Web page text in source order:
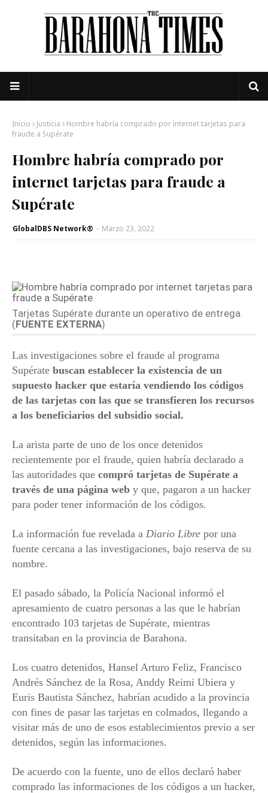
Inicio Justicia
Hombre habría comprado por internet tarjetas para
fraude a Supérate
Hombre habría comprado por
internet tarjetas para fraude a
Supérate
GlobalDBS Network® - Marzo 23, 2022
Tarjetas Supérate durante un operativo de entrega.
(FUENTE EXTERNA)
Las investigaciones sobre el fraude al programa
Supérate buscan establecer la existencia de un
supuesto hacker que estaría vendiendo los códigos
de las tarjetas con las que se transfieren los recursos
a los beneficiarios del subsidio social.
La arista parte de uno de los once detenidos
recientemente por el fraude, quien habría declarado a
las autoridades que compró tarjetas de Supérate a
través de una página web y que, pagaron a un hacker
para poder tener información de los códigos.
La información fue revelada a Diario Libre por una
fuente cercana a las investigaciones, bajo reserva de su
nombre.
El pasado sábado, la Policía Nacional informó el
apresamiento de cuatro personas a las que le habrían
encontrado 103 tarjetas de Supérate, mientras
transitaban en la provincia de Barahona.
Los cuatro detenidos, Hansel Arturo Feliz, Francisco
Andrés Sánchez de la Rosa, Anddy Reimi Ubiera y
Euris Bautista Sánchez, habrían acudido a la provincia
con fines de pasar las tarjetas en colmados, llegando a
visitar más de uno de esos establecimientos previo a ser
detenidos, según las informaciones.
De acuerdo con la fuente, uno de ellos declaró haber
comprado las informaciones de los códigos a un hacker,